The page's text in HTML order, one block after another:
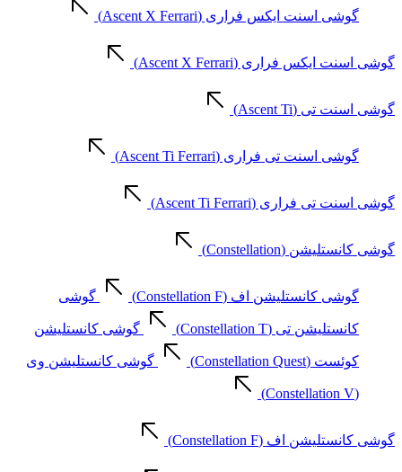
گوشی اسنت ایکس فراری (Ascent X Ferrari)
گوشی اسنت ایکس فراری (Ascent X Ferrari)
گوشی اسنت تی (Ascent Ti)
گوشی اسنت تی فراری (Ascent Ti Ferrari)
گوشی اسنت تی فراری (Ascent Ti Ferrari)
گوشی کانستلیشن (Constellation)
گوشی کانستلیشن اف (Constellation F) گوشی
کانستلیشن تی (Constellation T) گوشی کانستلیشن
کوئست (Constellation Quest) گوشی کانستلیشن وی
(Constellation V)
گوشی کانستلیشن اف (Constellation F)